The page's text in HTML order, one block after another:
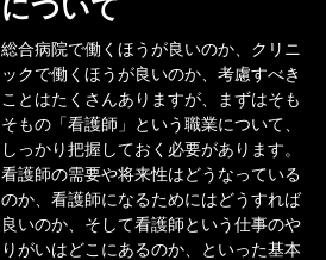
について
総合病院で働くほうが良いのか、クリニ
ックで働くほうが良いのか、考慮すべき
ことはたくさんありますが、まずはそも
そもの「看護師」という職業について、
しっかり把握しておく必要があります。
看護師の需要や将来性はどうなっている
のか、看護師になるためにはどうすれば
良いのか、そして看護師という仕事のや
りがいはどこにあるのか、といった基本